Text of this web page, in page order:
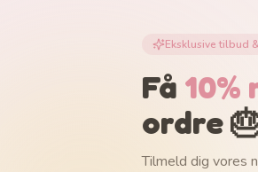
Eksklusive tilbud
Få 10%
ordre
Tilmeld dig vores